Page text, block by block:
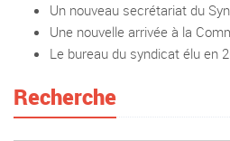
Un nouveau secrétariat du
Une nouvelle arrivée à la
Le bureau du syndicat élu en
Recherche